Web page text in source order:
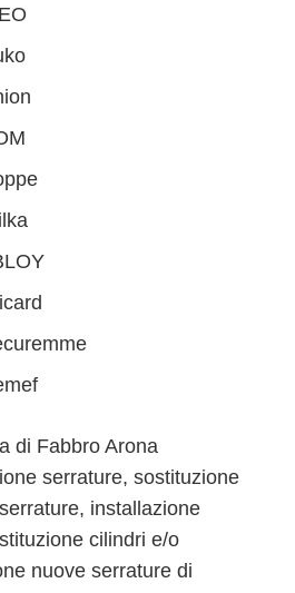
di Fabbro Arona
serrature, sostituzione
installazione
cilindri e/o
nuove serrature di